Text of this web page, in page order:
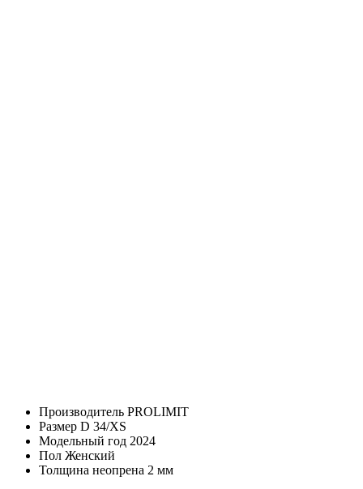
Производитель PROLIMIT
Размер D 34/XS
Модельный год 2024
Пол Женский
Толщина неопрена 2 мм